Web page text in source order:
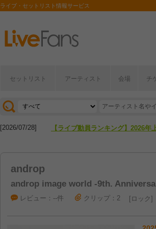
ライブ・セットリスト情報サービス
セットリスト アーティスト 会場 チ
[2026/04/27] 【フェス特集2026】フェス情報は
[2026/07/28] 【ライブ動員ランキング】2026年
[2026/07/28]
androp
androp image world -9th.
レビュー：--件 クリップ：2 ロック